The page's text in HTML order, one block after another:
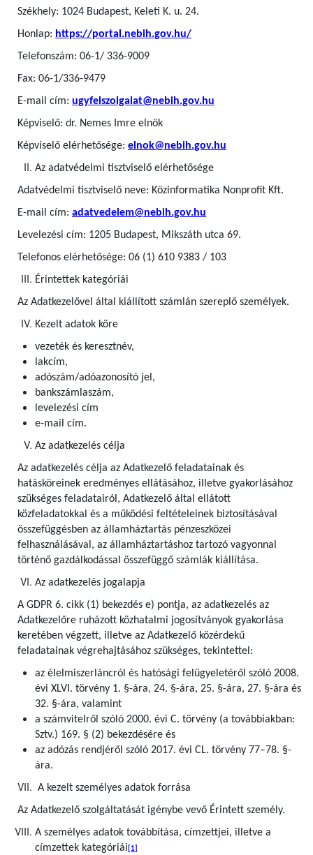
Székhely: 1024 Budapest, Keleti K. u. 24.
Honlap: https://portal.nebih.gov.hu/
Telefonszám: 06-1/ 336-9009
Fax: 06-1/336-9479
E-mail cím: ugyfelszolgalat@nebih.gov.hu
Képviselő: dr. Nemes Imre elnök
Képviselő elérhetősége: elnok@nebih.gov.hu
Az adatvédelmi tisztviselő elérhetősége
Adatvédelmi tisztviselő neve: Közinformatika Nonprofit Kft.
E-mail cím: adatvedelem@nebih.gov.hu
Levelezési cím: 1205 Budapest, Mikszáth utca 69.
Telefonos elérhetősége: 06 (1) 610 9383 / 103
Érintettek kategóriái
Az Adatkezelővel által kiállított számlán szereplő személyek.
Kezelt adatok köre
vezeték és keresztnév,
lakcím,
adószám/adóazonosító jel,
bankszámlaszám,
levelezési cím
e-mail cím.
Az adatkezelés célja
Az adatkezelés célja az Adatkezelő feladatainak és
hatásköreinek eredményes ellátásához, illetve gyakorlásához
szükséges feladatairól, Adatkezelő által ellátott
közfeladatokkal és a működési feltételeinek biztosításával
összefüggésben az államháztartás pénzeszközei
felhasználásával, az államháztartáshoz tartozó vagyonnal
történő gazdálkodással összefüggő számlák kiállítása.
Az adatkezelés jogalapja
A GDPR 6. cikk (1) bekezdés e) pontja, az adatkezelés az
Adatkezelőre ruházott közhatalmi jogosítványok gyakorlása
keretében végzett, illetve az Adatkezelő közérdekű
feladatainak végrehajtásához szükséges, tekintettel:
az élelmiszerláncról és hatósági felügyeletéről szóló 2008.
évi XLVI. törvény 1. §-ára, 24. §-ára, 25. §-ára, 27. §-ára és
32. §-ára, valamint
a számvitelről szóló 2000. évi C. törvény (a továbbiakban:
Sztv.) 169. § (2) bekezdésére és
az adózás rendjéről szóló 2017. évi CL. törvény 77–78. §-
ára.
A kezelt személyes adatok forrása
Az Adatkezelő szolgáltatását igénybe vevő Érintett személy.
A személyes adatok továbbítása, címzettjei, illetve a
címzettek kategóriái [1]